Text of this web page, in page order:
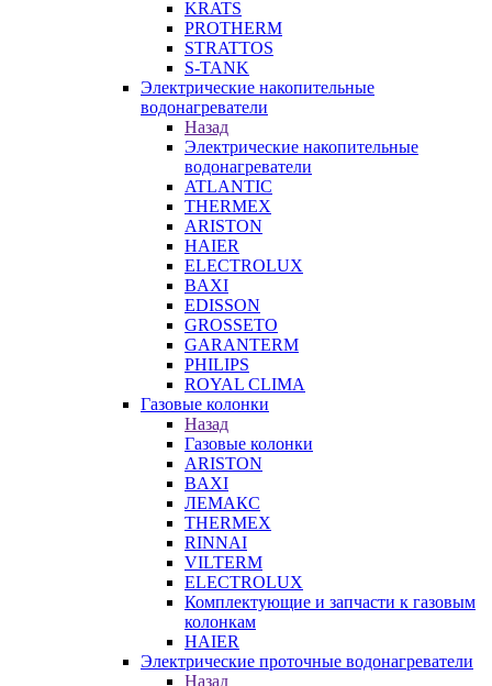
KRATS
PROTHERM
STRATTOS
S-TANK
Электрические накопительные
водонагреватели
Назад
Электрические накопительные
водонагреватели
ATLANTIC
THERMEX
ARISTON
HAIER
ELECTROLUX
BAXI
EDISSON
GROSSETO
GARANTERM
PHILIPS
ROYAL CLIMA
Газовые колонки
Назад
Газовые колонки
ARISTON
BAXI
ЛЕМАКС
THERMEX
RINNAI
VILTERM
ELECTROLUX
Комплектующие и запчасти к газовым
колонкам
HAIER
Электрические проточные водонагреватели
Назад